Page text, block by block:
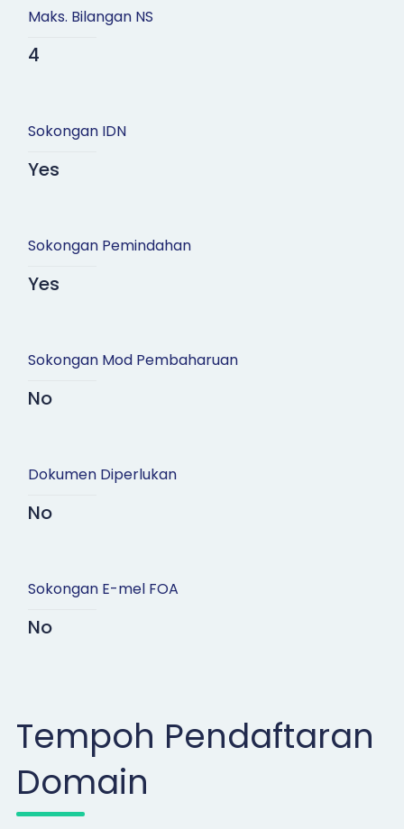
Maks. Bilangan NS
4
Sokongan IDN
Yes
Sokongan Pemindahan
Yes
Sokongan Mod Pembaharuan
No
Dokumen Diperlukan
No
Sokongan E-mel FOA
No
Tempoh Pendaftaran
Domain